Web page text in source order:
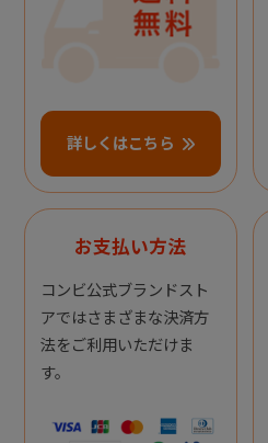
詳しくはこちら
お支払い方法
コンビ公式ブランドスト
アではさまざまな決済方
法をご利用いただけま
す。